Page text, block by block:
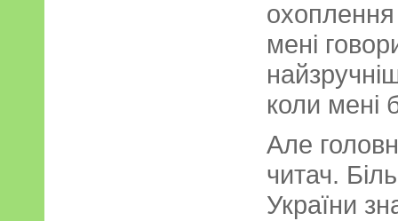
мені
коли мені
Але
читач.
України